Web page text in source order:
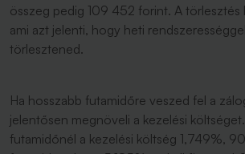
összeg pedig 109 452 forint. A
ami azt jelenti, hogy heti
törlesztened.
Ha hosszabb futamidőre veszed fel a
jelentősen megnöveli a kezelési
futamidőnél a kezelési költség 1,749%,